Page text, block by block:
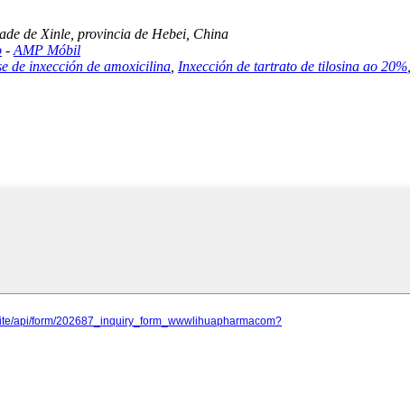
de Xinle, provincia de Hebei, China
- AMP Móbil
de inxección de amoxicilina Inxección de tartrato de tilosina ao 20%